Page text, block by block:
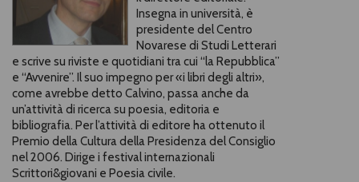
Insegna in università, è
presidente del Centro
Novarese di Studi Letterari
e scrive su riviste e quotidiani tra cui “la Repubblica”
e “Avvenire”. Il suo impegno per «i libri degli altri»,
come avrebbe detto Calvino, passa anche da
un’attività di ricerca su poesia, editoria e
bibliografia. Per l’attività di editore ha ottenuto il
Premio della Cultura della Presidenza del Consiglio
nel 2006. Dirige i festival internazionali
Scrittori&giovani e Poesia civile.